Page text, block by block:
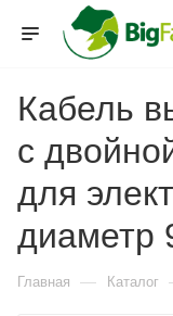
Кабель
с
для
диаметр
Главная — Каталог